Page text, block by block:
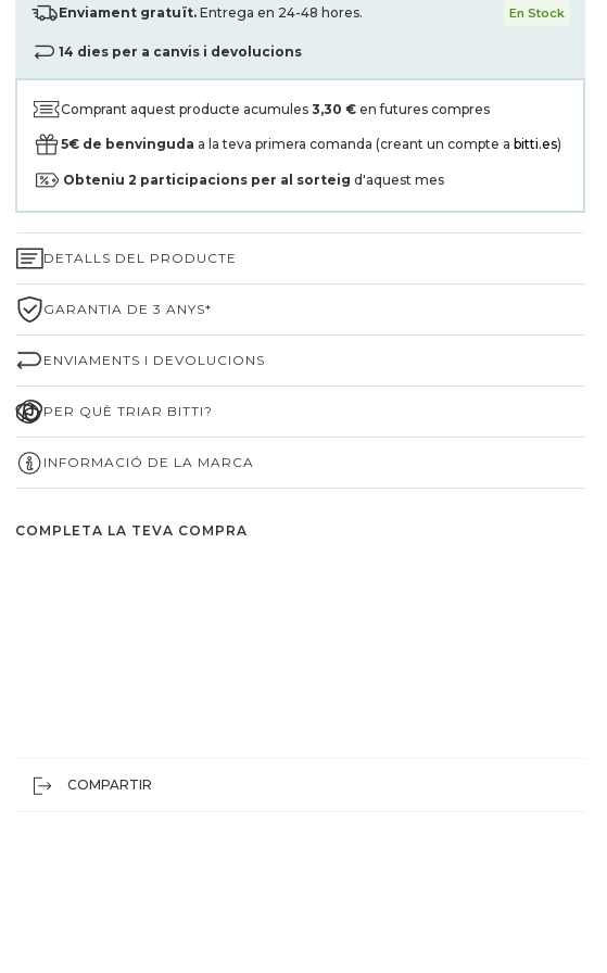
Enviament gratuït. Entrega en 24-48 hores. En Stock
14 dies per a canvis i devolucions
Comprant aquest producte acumules 3,30 € en futures compres
5€ de benvinguda a la teva primera comanda (creant un compte a bitti.es)
Obteniu 2 participacions per al sorteig d'aquest mes
DETALLS DEL PRODUCTE
GARANTIA DE 3 ANYS*
ENVIAMENTS I DEVOLUCIONS
PER QUÈ TRIAR BITTI?
INFORMACIÓ DE LA MARCA
COMPLETA LA TEVA COMPRA
COMPARTIR